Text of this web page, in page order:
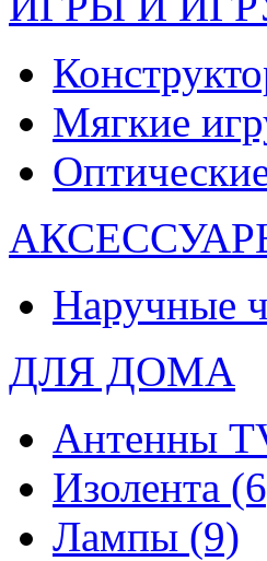
Мягкие
Наручные
ДЛЯ ДОМА
Антенны
Изолента
Лампы (9)